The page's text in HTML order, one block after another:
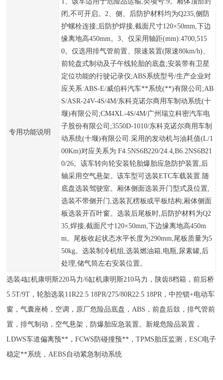
专用功能说明
闭,不可开启。2、侧、后防护材料均为Q235,侧防
护螺栓连接;后防护焊接,截面尺寸120×50mm,下边
缘离地高450mm。3、仅采用轴距(mm):4700,515
0。仅选用排气管前置、限速装置(限速80km/h)、
前轮盘式制动及子午线轮胎的底盘;安装带有卫星
定位功能的行驶记录仪;ABS系统型号/生产企业对
应关系:ABS-E/威伯科汽车**系统(**)有限公司;AB
S/ASR-24V-4S/4M/东科克诺尔商用车制动系统(十
堰)有限公司;CM4XL-4S/4M/广州瑞立科密汽车电
子股份有限公司;3550D-1010/东科克诺尔商用车制
动系统(十堰)有限公司.采用的发动机与油耗值(L/1
00Km)对应关系为:F4.5NS6B220/24.4,B6.2NS6B21
0/26。该车转向轮安装轮胎爆胎应急防护装置,后
轴采用空气悬架。该车型可选装ETC车载装置.随
底盘选装驾驶室。厢体侧面选装开门型式及位置,
选装不带侧开门,选装瓦楞板或平板结构;厢体侧面
板选装开百叶窗。选装后尾板时,后防护材料为Q2
35,焊接,截面尺寸120×50mm,下边缘离地高450m
m。尾板收起状态水平长度为290mm,尾板质量为5
50kg。选装制冷机组,选装燃油箱,电瓶,尿素罐,后
处理,储气筒左右安装位置。
选装4缸机康明斯220马力/6缸机康明斯210马力，陕齿8档箱，前后桥
5.5T/9T，轮胎选装11R22.5 18PR/275/80R22.5 18PR，中控锁+电动车
窗，气囊座椅，空调，原厂危险品底盘，ABS，前盘后鼓，排气管前
置，排气制动，空气悬架，防爆胎应急装置。新规危险品装置，
LDWS车道偏离预**，FCWS防碰撞预**，TPMS胎压监测，ESC电子
稳定**系统，AEBS自动紧急制动系统